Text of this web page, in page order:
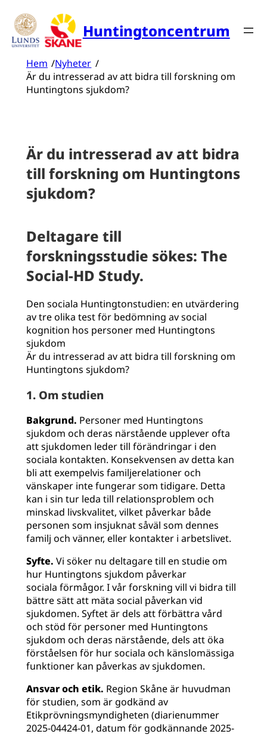
Hoppa
till
innehåll
Huntingtoncentrum
Hem /Nyheter /
Är du intresserad av att bidra till forskning om
Huntingtons sjukdom?
Är du intresserad av att bidra
till forskning om Huntingtons
sjukdom?
Deltagare till
forskningsstudie sökes: The
Social-HD Study.
Den sociala Huntingtonstudien: en utvärdering
av tre olika test för bedömning av social
kognition hos personer med Huntingtons
sjukdom
Är du intresserad av att bidra till forskning om
Huntingtons sjukdom?
1. Om studien
Bakgrund. Personer med Huntingtons
sjukdom och deras närstående upplever ofta
att sjukdomen leder till förändringar i den
sociala kontakten. Konsekvensen av detta kan
bli att exempelvis familjerelationer och
vänskaper inte fungerar som tidigare. Detta
kan i sin tur leda till relationsproblem och
minskad livskvalitet, vilket påverkar både
personen som insjuknat såväl som dennes
familj och vänner, eller kontakter i arbetslivet.
Syfte. Vi söker nu deltagare till en studie om
hur Huntingtons sjukdom påverkar
sociala förmågor. I vår forskning vill vi bidra till
bättre sätt att mäta social påverkan vid
sjukdomen. Syftet är dels att förbättra vård
och stöd för personer med Huntingtons
sjukdom och deras närstående, dels att öka
förståelsen för hur sociala och känslomässiga
funktioner kan påverkas av sjukdomen.
Ansvar och etik. Region Skåne är huvudman
för studien, som är godkänd av
Etikprövningsmyndigheten (diarienummer
2025-04424-01, datum för godkännande 2025-